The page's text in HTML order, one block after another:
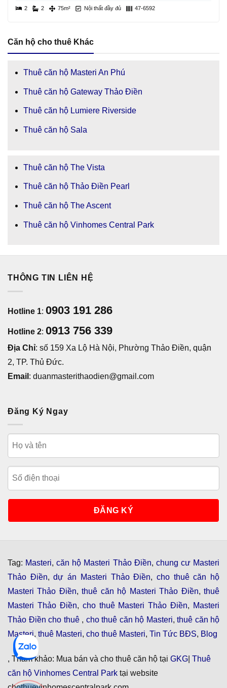
2 2 75m² Nội thất đầy đủ 47-6592
Căn hộ cho thuê Khác
Thuê căn hộ Masteri An Phú
Thuê căn hộ Gateway Thảo Điền
Thuê căn hộ Lumiere Riverside
Thuê căn hộ Sala
Thuê căn hộ The Vista
Thuê căn hộ Thảo Điền Pearl
Thuê căn hộ The Ascent
Thuê căn hộ Vinhomes Central Park
THÔNG TIN LIÊN HỆ
Hotline 1: 0903 191 286
Hotline 2: 0913 756 339
Địa Chỉ: số 159 Xa Lộ Hà Nội, Phường Thảo Điền, quận
2, TP. Thủ Đức.
Email : duanmasterithaodien@gmail.com
Đăng Ký Ngay
Tag: Masteri,căn hộ Masteri Thảo Điền, chung cư Masteri
Thảo Điền,dự án Masteri Thảo Điền, cho thuê căn hộ
Masteri Thảo Điền,thuê căn hộ Masteri Thảo Điền,thuê
Masteri Thảo Điền, cho thuê Masteri Thảo Điền, Masteri
Thảo Điền cho thuê , cho thuê căn hộ Masteri, thuê căn hộ
Masteri, thuê Masteri, cho thuê Masteri, Tin Tức BĐS, Blog
, Tham khảo: Mua bán và cho thuê căn hộ tại GKG Thuê
căn hộ Vinhomes Central Park tại website